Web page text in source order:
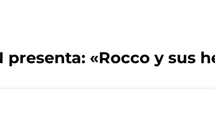
presenta: «Rocco y sus